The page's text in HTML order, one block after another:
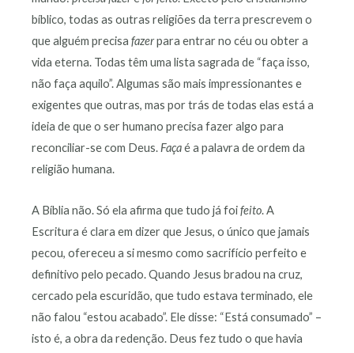
bíblico, todas as outras religiões da terra prescrevem o
que alguém precisa fazerpara entrar no céu ou obter a
vida eterna. Todas têm uma lista sagrada de “faça isso,
não faça aquilo”. Algumas são mais impressionantes e
exigentes que outras, mas por trás de todas elas está a
ideia de que o ser humano precisa fazer algo para
reconciliar-se com Deus. Façaé a palavra de ordem da
religião humana.
A Bíblia não. Só ela afirma que tudo já foifeito. A
Escritura é clara em dizer que Jesus, o único que jamais
pecou, ofereceu a si mesmo como sacrifício perfeito e
definitivo pelo pecado. Quando Jesus bradou na cruz,
cercado pela escuridão, que tudo estava terminado, ele
não falou “estou acabado”. Ele disse: “Está consumado” –
isto é, a obra da redenção. Deus fez tudo o que havia